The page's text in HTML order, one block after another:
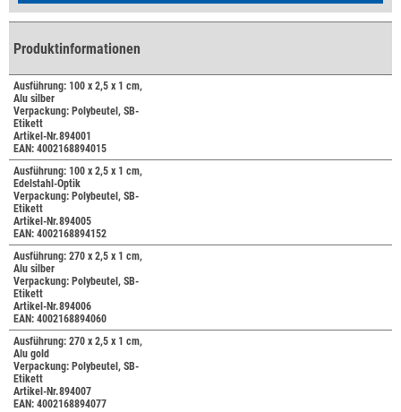
Produktinformationen
Ausführung: 100 x 2,5 x 1 cm,
Alu silber
Verpackung: Polybeutel, SB-
Etikett
Artikel-Nr.894001
EAN: 4002168894015
Ausführung: 100 x 2,5 x 1 cm,
Edelstahl-Optik
Verpackung: Polybeutel, SB-
Etikett
Artikel-Nr.894005
EAN: 4002168894152
Ausführung: 270 x 2,5 x 1 cm,
Alu silber
Verpackung: Polybeutel, SB-
Etikett
Artikel-Nr.894006
EAN: 4002168894060
Ausführung: 270 x 2,5 x 1 cm,
Alu gold
Verpackung: Polybeutel, SB-
Etikett
Artikel-Nr.894007
EAN: 4002168894077